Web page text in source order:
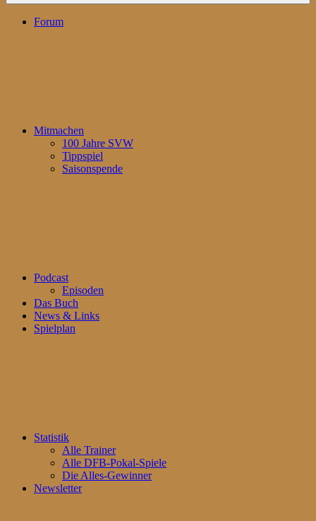
Forum
Mitmachen
100 Jahre SVW
Tippspiel
Saisonspende
Podcast
Episoden
Das Buch
News & Links
Spielplan
Statistik
Alle Trainer
Alle DFB-Pokal-Spiele
Die Alles-Gewinner
Newsletter